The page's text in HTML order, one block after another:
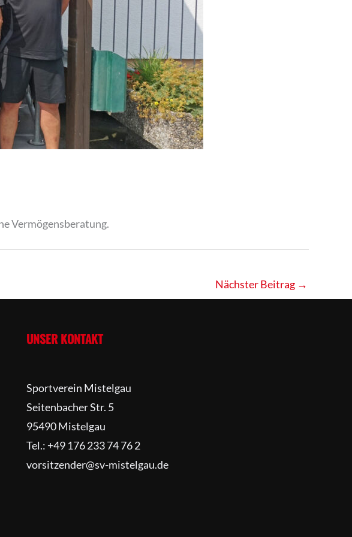
Vermögensberatung.
Nächster Beitrag →
UNSER KONTAKT
Sportverein Mistelgau
Seitenbacher Str. 5
95490 Mistelgau
Tel.: +49 176 233 74 76 2
vorsitzender@sv-mistelgau.de